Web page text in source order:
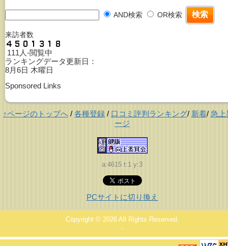
AND検索 OR検索
来訪者数
111人-閲覧中
ランキングデータ更新日：
8月6日 木曜日
Sponsored Links
↑ページのトップへ / 各種登録 / 口コミ評判ランキング/ 新着/ 急上
ージ
a:4615 t:1 y:3
PCサイトに切り換え
Copyright © 2026 All Rights Reserved.
，